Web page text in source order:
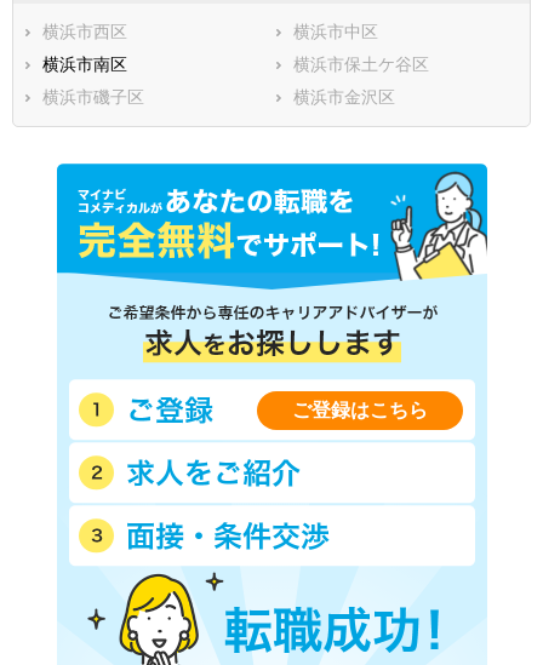
横浜市西区
横浜市中区
横浜市南区
横浜市保土ケ谷区
横浜市磯子区
横浜市金沢区
ご登録はこちら